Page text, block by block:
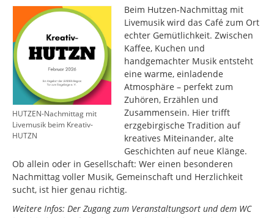
HUTZEN-Nachmittag mit
Livemusik beim Kreativ-
HUTZN
Beim Hutzen-Nachmittag mit
Livemusik wird das Café zum Ort
echter Gemütlichkeit. Zwischen
Kaffee, Kuchen und
handgemachter Musik entsteht
eine warme, einladende
Atmosphäre – perfekt zum
Zuhören, Erzählen und
Zusammensein. Hier trifft
erzgebirgische Tradition auf
kreatives Miteinander, alte
Geschichten auf neue Klänge.
Ob allein oder in Gesellschaft: Wer einen besonderen
Nachmittag voller Musik, Gemeinschaft und Herzlichkeit
sucht, ist hier genau richtig.
Weitere Infos: Der Zugang zum Veranstaltungsort und dem WC